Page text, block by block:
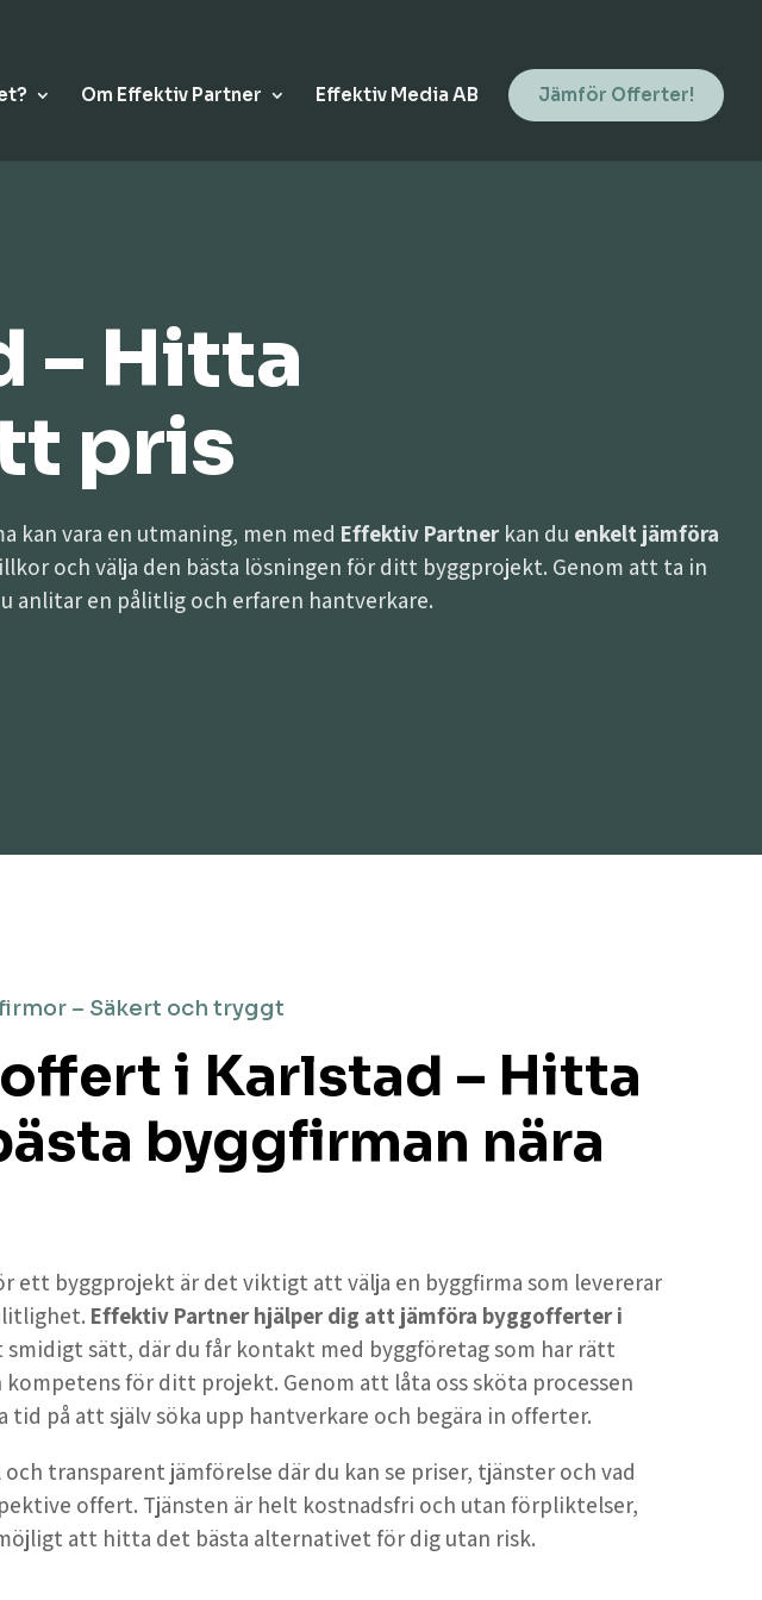
Om Effektiv Partner Effektiv Media AB Jämför Offerter!
– Hitta
pris
kan vara en utmaning, men med Effektiv Partner kan du enkelt jämföra
och välja den bästa lösningen för ditt byggprojekt. Genom att ta in
anlitar en pålitlig och erfaren hantverkare.
– Säkert och tryggt
i Karlstad – Hitta
byggfirman nära
ett byggprojekt är det viktigt att välja en byggfirma som levererar
Effektiv Partner hjälper dig att jämföra byggofferter i
smidigt sätt, där du får kontakt med byggföretag som har rätt
för ditt projekt. Genom att låta oss sköta processen
tid på att själv söka upp hantverkare och begära in offerter.
och transparent jämförelse där du kan se priser, tjänster och vad
offert. Tjänsten är helt kostnadsfri och utan förpliktelser,
att hitta det bästa alternativet för dig utan risk.